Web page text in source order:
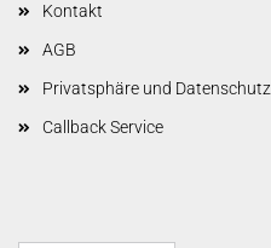
Kontakt
AGB
Privatsphäre und Datenschutz
Callback Service